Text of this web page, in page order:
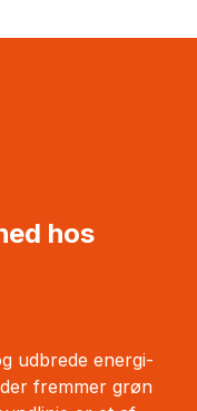
hos
udbrede energi-
fremmer grøn